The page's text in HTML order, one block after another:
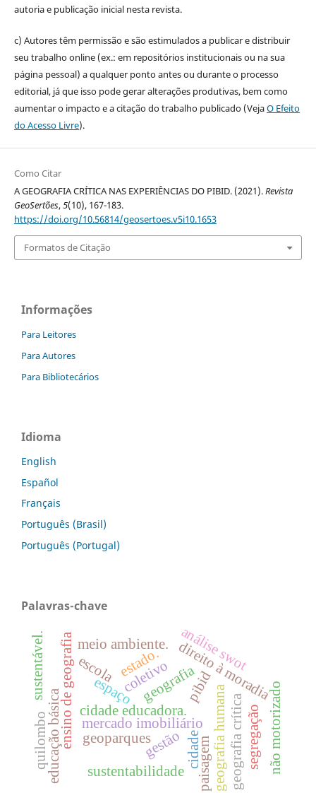
autoria e publicação inicial nesta revista.
c) Autores têm permissão e são estimulados a publicar e distribuir
seu trabalho online (ex.: em repositórios institucionais ou na sua
página pessoal) a qualquer ponto antes ou durante o processo
editorial, já que isso pode gerar alterações produtivas, bem como
aumentar o impacto e a citação do trabalho publicado (VejaO Efeito
do Acesso Livre).
Como Citar
A GEOGRAFIA CRÍTICA NAS EXPERIÊNCIAS DO PIBID. (2021).Revista
GeoSertões,5(10), 167-183.
https://doi.org/10.56814/geosertoes.v5i10.1653
Formatos de Citação
Informações
Para Leitores
Para Autores
Para Bibliotecários
Idioma
English
Español
Français
Português (Brasil)
Português (Portugal)
Palavras-chave
direito à moradia
mercado imobiliário
estado.geografia
geografia humana
meio ambiente.
ensino de geografia
educação básica cidade educadora. geografia crítica
escola
cidade
gestão
geoparques
análise swot
segregação
espaço
sustentabilidade
coletivo
não motorizado
sustentável.
quilombo paisagem
pibid